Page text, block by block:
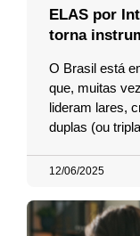
ELAS por
torna
O Brasil está
que, muitas
lideram lares,
duplas (ou
12/06/2025